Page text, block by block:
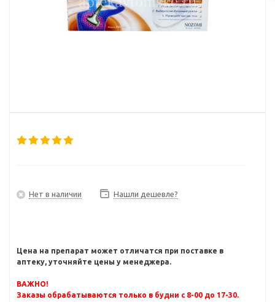
Нет в наличии Нашли дешевле?
Цена на препарат может отличатся при поставке в
аптеку, уточняйте цены у менеджера.
ВАЖНО!
Заказы обрабатываются только в будни с 8-00 до 17-30.